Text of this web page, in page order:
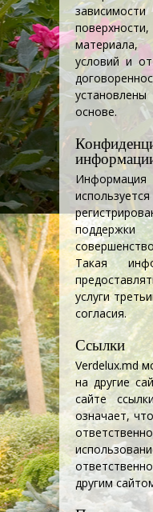
материала,
условий и
основе.
Такая
услуги
согласия.
Ссылки
Verdelux.md
на другие
сайте
означает,
другим